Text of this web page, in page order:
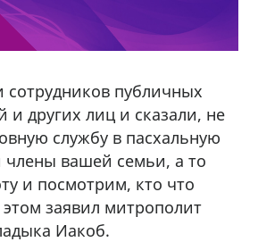
сотрудников публичных
и других лиц и сказали, не
службу в пасхальную
вашей семьи, а то
и посмотрим, кто что
заявил митрополит
Иакоб.